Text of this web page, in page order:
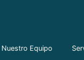
Nuestro Equipo